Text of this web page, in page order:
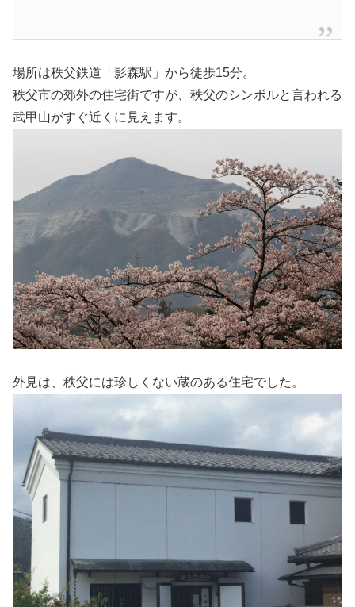
場所は秩父鉄道「影森駅」から徒歩15分。
秩父市の郊外の住宅街ですが、秩父のシンボルと言われる
武甲山がすぐ近くに見えます。
外見は、秩父には珍しくない蔵のある住宅でした。